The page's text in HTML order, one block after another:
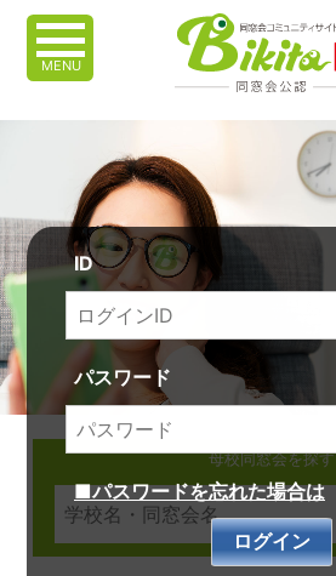
MENU
ID
パスワード
■パスワードを忘れた場合は
母校同窓会を探す